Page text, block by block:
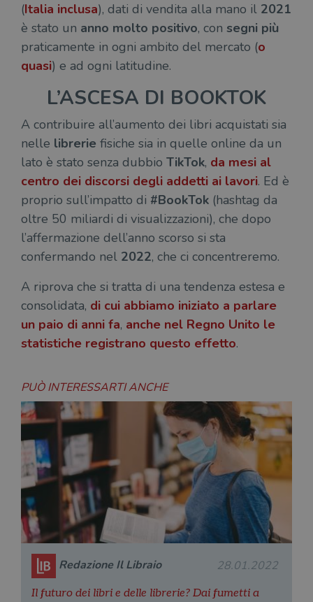
(Italia inclusa), dati di vendita alla mano il 2021
è stato un anno molto positivo, con segni più
praticamente in ogni ambito del mercato (o
quasi) e ad ogni latitudine.
L’ASCESA DI BOOKTOK
A contribuire all’aumento dei libri acquistati sia
nelle librerie fisiche sia in quelle online da un
lato è stato senza dubbio TikTok, da mesi al
centro dei discorsi degli addetti ai lavori. Ed è
proprio sull’impatto di #BookTok (hashtag da
oltre 50 miliardi di visualizzazioni), che dopo
l’affermazione dell’anno scorso si sta
confermando nel 2022, che ci concentreremo.
A riprova che si tratta di una tendenza estesa e
consolidata, di cui abbiamo iniziato a parlare
un paio di anni fa, anche nel Regno Unito le
statistiche registrano questo effetto.
PUÒ INTERESSARTI ANCHE
Redazione Il Libraio 28.01.2022
Il futuro dei libri e delle librerie? Dai fumetti a